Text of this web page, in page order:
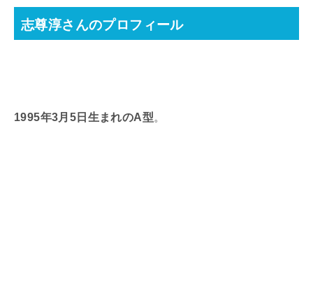
志尊淳さんのプロフィール
1995年3月5日生まれのA型。